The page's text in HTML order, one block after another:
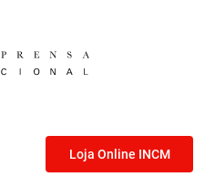
Loja Online INCM